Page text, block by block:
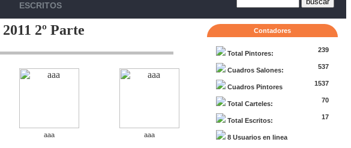
ESCRITOS
2º Parte
aaa aaa
Contadores
Total Pintores: 239
Cuadros Salones: 537
Cuadros Pintores 1537
Total Carteles: 70
Total Escritos: 17
8 Usuarios en linea